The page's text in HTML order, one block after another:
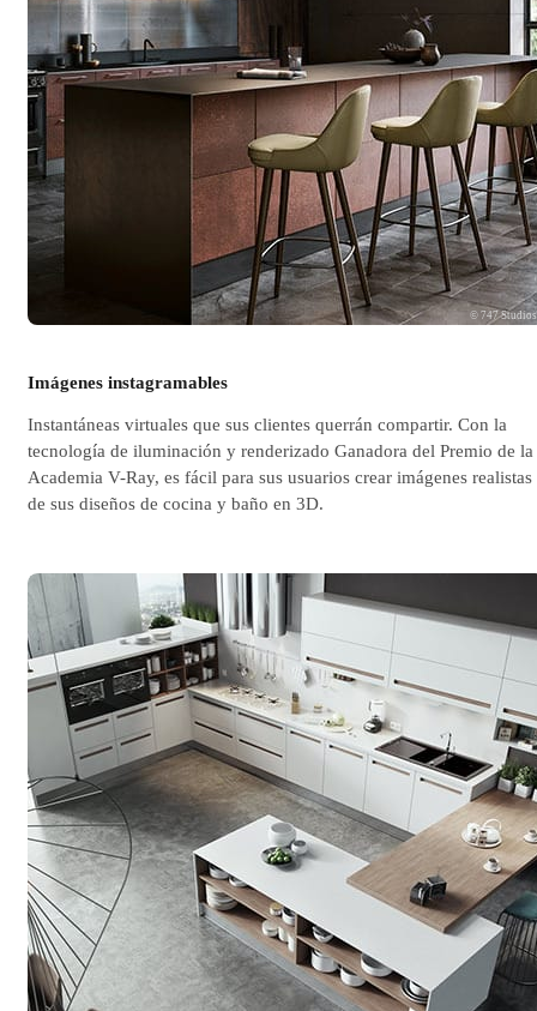
© 747 Studios
Imágenes instagramables
Instantáneas virtuales que sus clientes querrán compartir. Con la
tecnología de iluminación y renderizado Ganadora del Premio de la
Academia V-Ray, es fácil para sus usuarios crear imágenes realistas
de sus diseños de cocina y baño en 3D.